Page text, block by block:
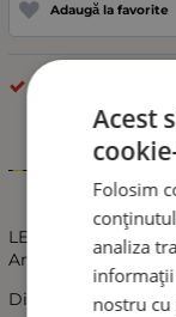
Adaugă la favorite
LED Lampa
Amplasarea
Dimensiuni:
Acest
Folosim
analiza
informații
nostru